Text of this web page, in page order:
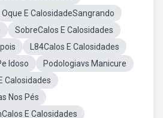
Oque E CalosidadeSangrando
SobreCalos E Calosidades
L84Calos E Calosidades
Idoso
Podologiavs Manicure
Calosidades
Nos Pés
E Calosidades